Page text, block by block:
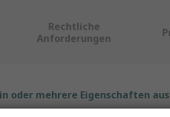
Rechtliche
Anforderungen
oder mehrere Eigenschaften